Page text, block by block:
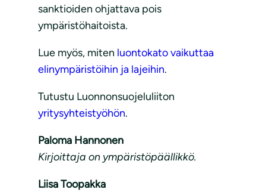
sanktioiden ohjattava pois
ympäristöhaitoista.
Lue myös, miten luontokato vaikuttaa
elinympäristöihin ja lajeihin.
Tutustu Luonnonsuojeluliiton
yritysyhteistyöhön.
Paloma Hannonen
Kirjoittaja on ympäristöpäällikkö.
Liisa Toopakka